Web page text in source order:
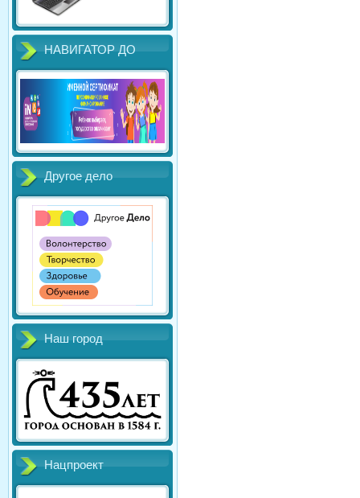
НАВИГАТОР ДО
Другое дело
Наш город
Нацпроект